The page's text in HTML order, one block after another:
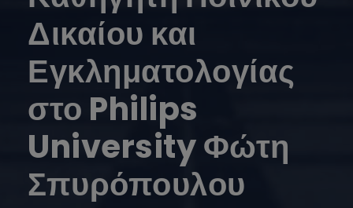
Δικαίου και
Εγκληματολογίας
στο Philips
University Φώτη
Σπυρόπουλου